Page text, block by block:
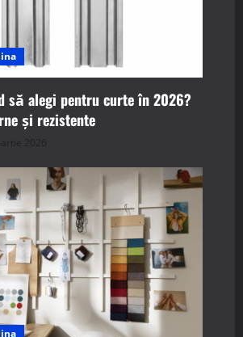
să alegi pentru curte în 2026?
și rezistente
2026